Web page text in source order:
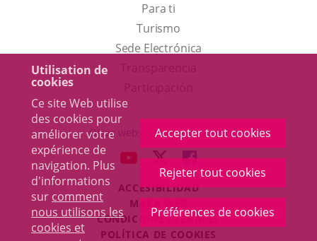
Utilisation de
cookies
Ce site Web utilise
des cookies pour
améliorer votre
expérience de
navigation. Plus
d'informations
sur comment
nous utilisons les
cookies et
Accepter tout cookies
Rejeter tout cookies
Préférences de cookies
Para ti
TurismoEste
enlace
una
ventana
nueva.
Sede Electrónica
externa.
Otras webs del ayuntamiento
ENLACE
UNA
APLICACIÓN
EXTERNA.
ENLACE
A
UNA
APLICACIÓN
EXTERNA.
ENLACE
A
UNA
APLICACIÓN
EXTERNA.
ACCESIBILIDAD
MAPA WEB
CONDICIONES LEGALES
POLÍTICA DE COOKIES